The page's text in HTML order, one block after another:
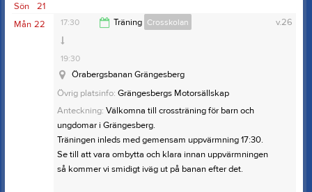
21
Sön
22
Mån v.26
17:30 Träning Crosskolan
19:30
Örabergsbanan Grängesberg
Övrig platsinfo: Grängesbergs Motorsällskap
Anteckning: Välkomna till crossträning för barn och
ungdomar i Grängesberg.
Träningen inleds med gemensam uppvärmning 17:30.
Se till att vara ombytta och klara innan uppvärmningen
så kommer vi smidigt iväg ut på banan efter det.